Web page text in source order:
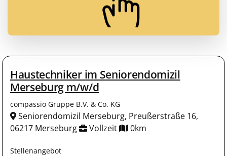
Haustechniker im Seniorendomizil
Merseburg m/w/d
compassio Gruppe B.V. & Co. KG
Seniorendomizil Merseburg, Preußerstraße 16,
06217 Merseburg
Vollzeit 0km
Stellenangebot